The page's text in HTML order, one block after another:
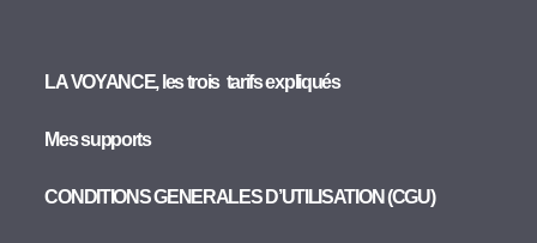
LA VOYANCE, les trois tarifs expliqués
Mes supports
CONDITIONS GENERALES D’UTILISATION (CGU)